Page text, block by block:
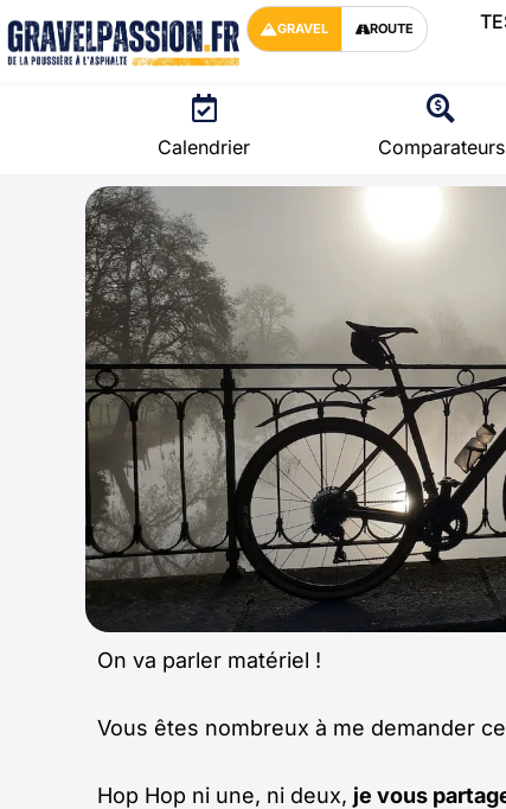
GRAVEL ROUTE
Calendrier Comparateurs
On va parler matériel !
Vous êtes nombreux à me demander
Hop Hop ni une, ni deux, je vous